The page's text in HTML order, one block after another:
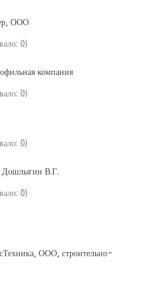
ООО
0)
компания
0)
0)
Дошлыгин В.Г.
0)
ООО, строительно-